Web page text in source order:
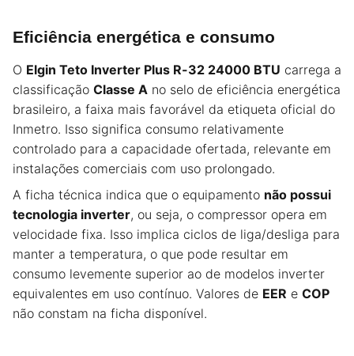
Eficiência energética e consumo
O Elgin Teto Inverter Plus R-32 24000 BTU carrega a
classificação Classe A no selo de eficiência energética
brasileiro, a faixa mais favorável da etiqueta oficial do
Inmetro. Isso significa consumo relativamente
controlado para a capacidade ofertada, relevante em
instalações comerciais com uso prolongado.
A ficha técnica indica que o equipamento não possui
tecnologia inverter, ou seja, o compressor opera em
velocidade fixa. Isso implica ciclos de liga/desliga para
manter a temperatura, o que pode resultar em
consumo levemente superior ao de modelos inverter
equivalentes em uso contínuo. Valores de EER e COP
não constam na ficha disponível.